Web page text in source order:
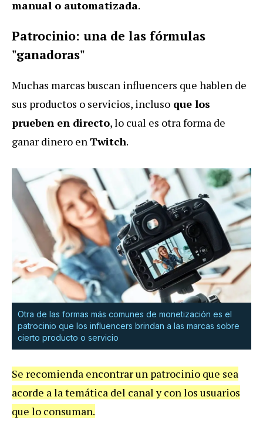
manual o automatizada.
Patrocinio: una de las fórmulas
"ganadoras"
Muchas marcas buscan influencers que hablen de
sus productos o servicios, incluso que los
prueben en directo, lo cual es otra forma de
ganar dinero enTwitch.
Otra de las formas más comunes de monetización es el
patrocinio que los influencers brindan a las marcas sobre
cierto producto o servicio
Se recomienda encontrar un patrocinio que sea
acorde a la temática del canal y con los usuarios
que lo consuman.